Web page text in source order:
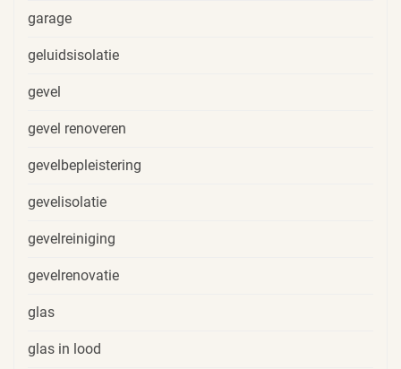
garage
geluidsisolatie
gevel
gevel renoveren
gevelbepleistering
gevelisolatie
gevelreiniging
gevelrenovatie
glas
glas in lood